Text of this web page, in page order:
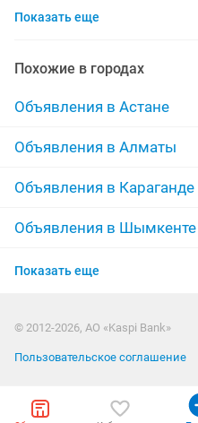
сумка натуральная
сумка для сумка глово
сумка для доставки
Показать еще
Похожие в городах
Объявления в Астане
Объявления в Алматы
Объявления в Караганде
Объявления в Шымкенте
Объявления в Усть-
Объявления в Актау
Показать еще
© 2012-2026, АО «Kaspi Bank»
Пользовательское соглашение